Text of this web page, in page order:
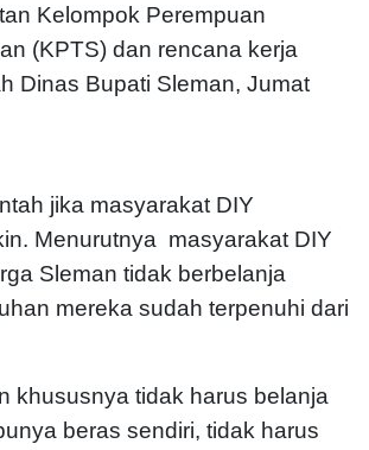
Kelompok Perempuan
(KPTS) dan rencana kerja
Dinas Bupati Sleman, Jumat
jika masyarakat DIY
Menurutnya masyarakat DIY
Sleman tidak berbelanja
mereka sudah terpenuhi dari
khususnya tidak harus belanja
beras sendiri, tidak harus